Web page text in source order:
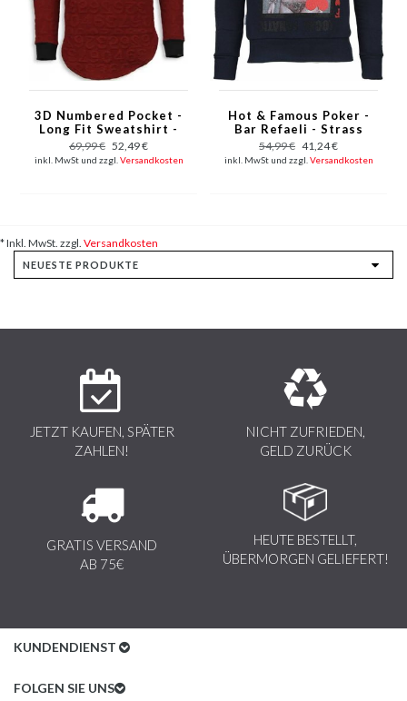
3D Numbered Pocket -
Long Fit Sweatshirt -
Rot
69,99 € 52,49 €
inkl. MwSt und zzgl. Versandkosten
Hot & Famous Poker -
Bar Refaeli - Strass
Sweatshirt - Marine
54,99 € 41,24 €
inkl. MwSt und zzgl. Versandkosten
* Inkl. MwSt. zzgl. Versandkosten
JETZT KAUFEN, SPÄTER
ZAHLEN!
NICHT ZUFRIEDEN,
GELD ZURÜCK
GRATIS VERSAND
AB 75€
HEUTE BESTELLT,
ÜBERMORGEN GELIEFERT!
KUNDENDIENST
Kundenservice
FOLGEN SIE UNS